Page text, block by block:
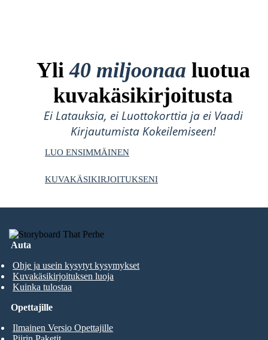
Yli40 miljoonaa luotua
kuvakäsikirjoitusta
Ei Latauksia, ei Luottokorttia ja ei Vaadi
Kirjautumista Kokeilemiseen!
LUO ENSIMMÄINEN
KUVAKÄSIKIRJOITUKSENI
Auta
Ohje ja usein kysytyt kysymykset
Kuvakäsikirjoituksen luoja
Kuinka tulostaa
Opettajille
Ilmainen Versio Opettajille